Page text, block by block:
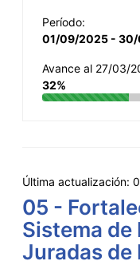
Período:
01/09/2025 -
Avance al 27/03/
32%
Última actualización:
05 -
Sistema
Juradas de